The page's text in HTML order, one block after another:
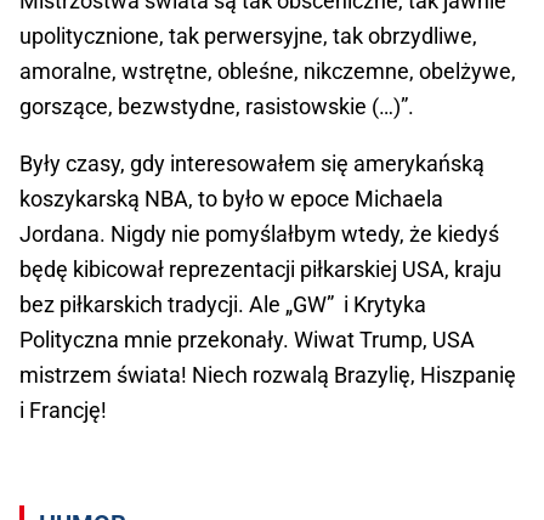
upolitycznione, tak perwersyjne, tak obrzydliwe,
amoralne, wstrętne, obleśne, nikczemne, obelżywe,
gorszące, bezwstydne, rasistowskie (…)”.
Były czasy, gdy interesowałem się amerykańską
koszykarską NBA, to było w epoce Michaela
Jordana. Nigdy nie pomyślałbym wtedy, że kiedyś
będę kibicował reprezentacji piłkarskiej USA, kraju
bez piłkarskich tradycji. Ale „GW” i Krytyka
Polityczna mnie przekonały. Wiwat Trump, USA
mistrzem świata! Niech rozwalą Brazylię, Hiszpanię
i Francję!